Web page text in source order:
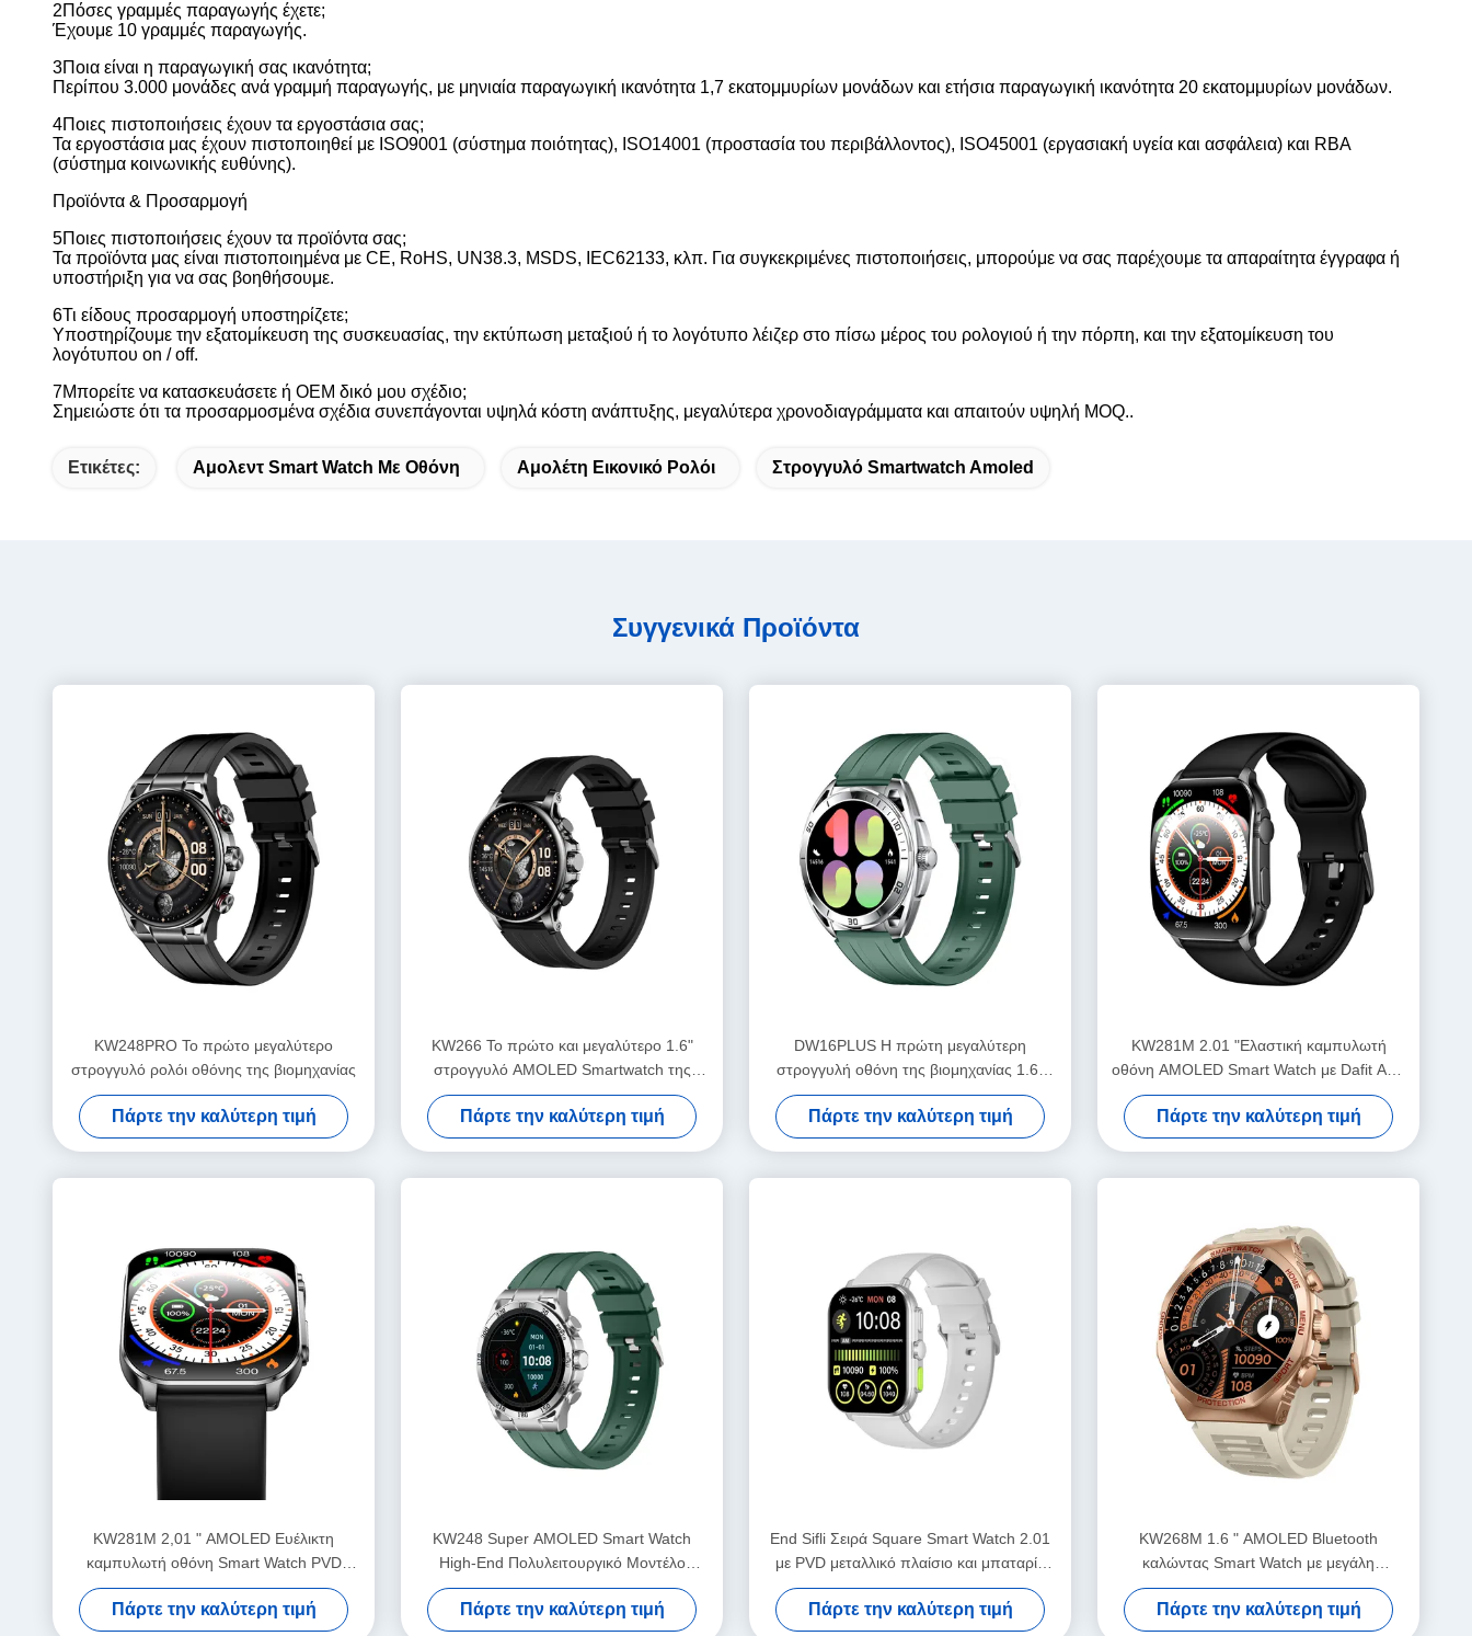
2Πόσες γραμμές παραγωγής έχετε;
Έχουμε 10 γραμμές παραγωγής.
3Ποια είναι η παραγωγική σας ικανότητα;
Περίπου 3.000 μονάδες ανά γραμμή παραγωγής, με μηνιαία παραγωγική ικανότητα 1,7 εκατομμυρίων μονάδων και ετήσια παραγωγική ικανότητα 20 εκατομμυρίων μονάδων.
4Ποιες πιστοποιήσεις έχουν τα εργοστάσια σας;
Τα εργοστάσια μας έχουν πιστοποιηθεί με ISO9001 (σύστημα ποιότητας), ISO14001 (προστασία του περιβάλλοντος), ISO45001 (εργασιακή υγεία και ασφάλεια) και RBA
(σύστημα κοινωνικής ευθύνης).
Προϊόντα & Προσαρμογή
5Ποιες πιστοποιήσεις έχουν τα προϊόντα σας;
Τα προϊόντα μας είναι πιστοποιημένα με CE, RoHS, UN38.3, MSDS, IEC62133, κλπ. Για συγκεκριμένες πιστοποιήσεις, μπορούμε να σας παρέχουμε τα απαραίτητα έγγραφα ή
υποστήριξη για να σας βοηθήσουμε.
6Τι είδους προσαρμογή υποστηρίζετε;
Υποστηρίζουμε την εξατομίκευση της συσκευασίας, την εκτύπωση μεταξιού ή το λογότυπο λέιζερ στο πίσω μέρος του ρολογιού ή την πόρπη, και την εξατομίκευση του
λογότυπου on / off.
7Μπορείτε να κατασκευάσετε ή OEM δικό μου σχέδιο;
Σημειώστε ότι τα προσαρμοσμένα σχέδια συνεπάγονται υψηλά κόστη ανάπτυξης, μεγαλύτερα χρονοδιαγράμματα και απαιτούν υψηλή MOQ..
Ετικέτες: Αμολεντ Smart Watch Με Οθόνη Αμολέτη Εικονικό Ρολόι Στρογγυλό Smartwatch Amoled
Συγγενικά Προϊόντα
KW248PRO Το πρώτο μεγαλύτερο
στρογγυλό ρολόι οθόνης της βιομηχανίας
Πάρτε την καλύτερη τιμή
KW266 Το πρώτο και μεγαλύτερο 1.6"
στρογγυλό AMOLED Smartwatch της
βιομηχανίας με κλήσεις Bluetooth και
προηγμένους αισθητήρες
Πάρτε την καλύτερη τιμή
DW16PLUS Η πρώτη μεγαλύτερη
στρογγυλή οθόνη της βιομηχανίας 1.6"
AMOLED ρολόι
Πάρτε την καλύτερη τιμή
KW281M 2.01 "Ελαστική καμπυλωτή
οθόνη AMOLED Smart Watch με Dafit APP
και μεταλλική κλίμακα
Πάρτε την καλύτερη τιμή
KW281M 2,01 " AMOLED Ευέλικτη
καμπυλωτή οθόνη Smart Watch PVD
μεταλλικό πλαίσιο
Πάρτε την καλύτερη τιμή
KW248 Super AMOLED Smart Watch
High-End Πολυλειτουργικό Μοντέλο
Κλήσης BT
Πάρτε την καλύτερη τιμή
End Sifli Σειρά Square Smart Watch 2.01
με PVD μεταλλικό πλαίσιο και μπαταρία
300mAh
Πάρτε την καλύτερη τιμή
KW268M 1.6 " AMOLED Bluetooth
καλώντας Smart Watch με μεγάλη
στρογγυλή οθόνη
Πάρτε την καλύτερη τιμή